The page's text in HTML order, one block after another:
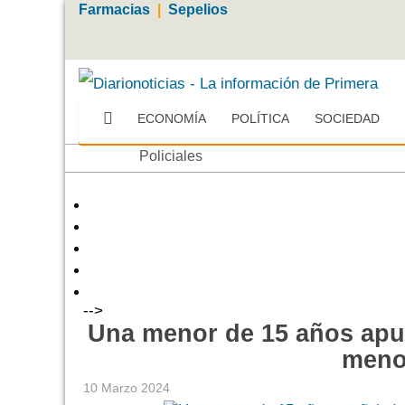
Farmacias Sepelios
ECONOMÍA POLÍTICA SOCIEDAD
Policiales
-->
Una menor de 15 años
10 Marzo 2024